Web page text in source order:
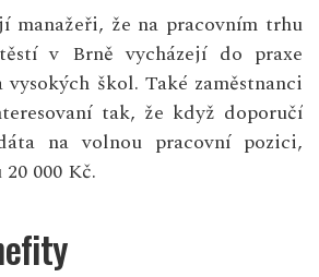
manažeři, že na pracovním trhu
v Brně vycházejí do praxe
škol. Také zaměstnanci
tak, že když doporučí
na volnou pracovní pozici,
000 Kč.